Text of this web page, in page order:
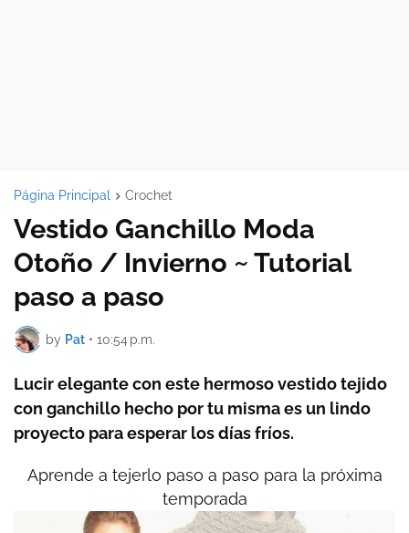
Página Principal Crochet
Vestido Ganchillo Moda
Otoño / Invierno ~ Tutorial
paso a paso
by Pat • 10:54 p.m.
Lucir elegante con este hermoso vestido tejido
con ganchillo hecho por tu misma es un lindo
proyecto para esperar los días fríos.
Aprende a tejerlo paso a paso para la próxima
temporada